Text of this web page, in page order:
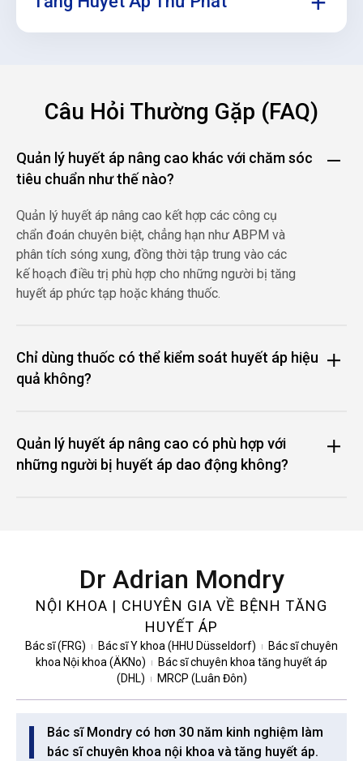
các vấn đề về lối sống hoặc các tình trạng thứ phát
không được chẩn đoán.
loạn chức năng tuyến giáp. Điều trị nguyên nhân cơ
bản có thể cải thiện việc kiểm soát huyết áp. Điều này
quản lý toàn diện.
Câu Hỏi Thường Gặp (FAQ)
Quản lý huyết áp nâng cao khác với chăm sóc
tiêu chuẩn như thế nào?
Quản lý huyết áp nâng cao kết hợp các công cụ
chẩn đoán chuyên biệt, chẳng hạn như ABPM và
phân tích sóng xung, đồng thời tập trung vào các
kế hoạch điều trị phù hợp cho những người bị tăng
huyết áp phức tạp hoặc kháng thuốc.
Chỉ dùng thuốc có thể kiểm soát huyết áp hiệu
quả không?
Quản lý huyết áp nâng cao có phù hợp với
những người bị huyết áp dao động không?
Dr Adrian Mondry
NỘI KHOA | CHUYÊN GIA VỀ BỆNH TĂNG
HUYẾT ÁP
Bác sĩ (FRG) | Bác sĩ Y khoa (HHU Düsseldorf) |
Bác sĩ chuyên
khoa Nội khoa (ÄKNo)
|
Bác sĩ chuyên khoa tăng huyết áp
(DHL)
| MRCP (Luân Đôn)
Bác sĩ Mondry có hơn 30 năm kinh nghiệm làm
bác sĩ chuyên khoa nội khoa và tăng huyết áp.